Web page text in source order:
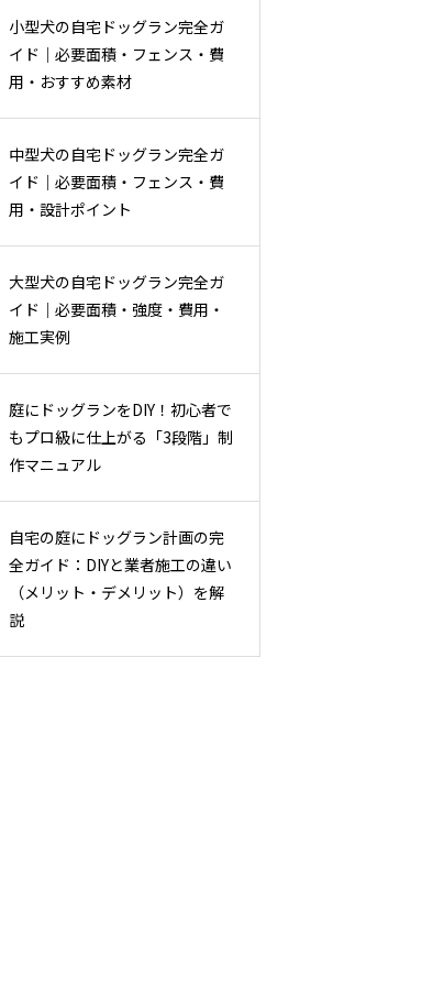
小型犬の自宅ドッグラン完全ガ
イド｜必要面積・フェンス・費
用・おすすめ素材
中型犬の自宅ドッグラン完全ガ
イド｜必要面積・フェンス・費
用・設計ポイント
大型犬の自宅ドッグラン完全ガ
イド｜必要面積・強度・費用・
施工実例
庭にドッグランをDIY！初心者で
もプロ級に仕上がる「3段階」制
作マニュアル
自宅の庭にドッグラン計画の完
全ガイド：DIYと業者施工の違い
（メリット・デメリット）を解
説